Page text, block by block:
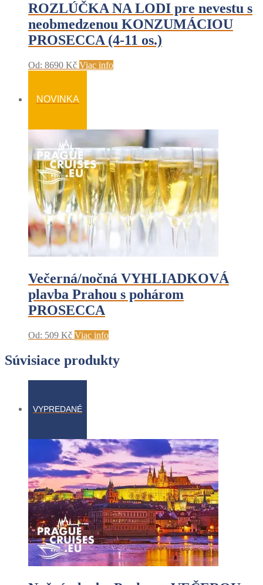
ROZLÚČKA NA LODI pre nevestu s
neobmedzenou KONZUMÁCIOU
PROSECCA (4-11 os.)
Od: 8690 Kč Viac info
NOVINKA
Večerná/nočná VYHLIADKOVÁ
plavba Prahou s pohárom
PROSECCA
Od: 509 Kč Viac info
Súvisiace produkty
VYPREDANÉ